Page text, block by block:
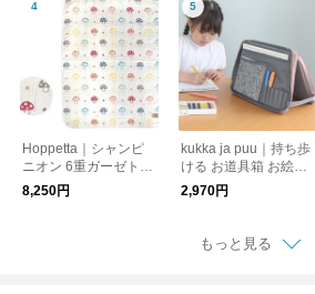
Hoppetta｜シャンピ
ニオン 6重ガーゼトド
ラーケット
8,250円
kukka ja puu｜持ち歩
ける お道具箱 お絵か
きバッグ
2,970円
もっと見る